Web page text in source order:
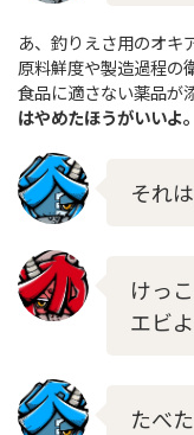
あ、釣りえさ用のオキ
原料鮮度や製造過程の
食品に適さない薬品が
はやめたほうがいいよ。
それ
けっ
エビ
たべ